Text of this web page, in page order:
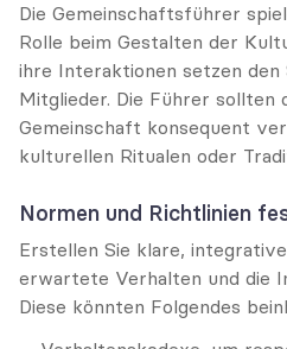
Die Gemeinschaftsführer
Rolle beim Gestalten der
ihre Interaktionen setzen den
Mitglieder. Die Führer sollten
Gemeinschaft konsequent
kulturellen Ritualen oder
Normen und Richtlinien
Erstellen Sie klare,
erwartete Verhalten und die
Diese könnten Folgendes